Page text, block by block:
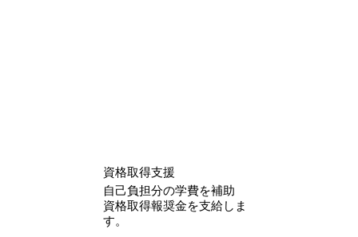
​資格取得支援
自己負担分の学費を補助
資格取得報奨金を支給しま
す。